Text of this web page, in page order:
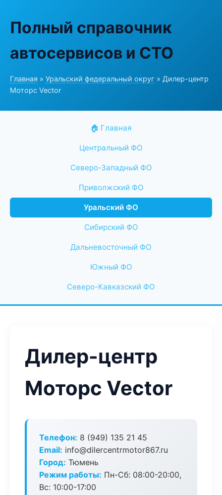
Полный справочник
автосервисов и СТО
Главная » Уральский федеральный округ » Дилер-центр
Моторс Vector
🏠 Главная
Центральный ФО
Северо-Западный ФО
Приволжский ФО
Уральский ФО
Сибирский ФО
Дальневосточный ФО
Южный ФО
Северо-Кавказский ФО
Дилер-центр
Моторс Vector
Телефон: 8 (949) 135 21 45
Email: info@dilercentrmotor867.ru
Город: Тюмень
Режим работы: Пн-Сб: 08:00-20:00,
Вс: 10:00-17:00